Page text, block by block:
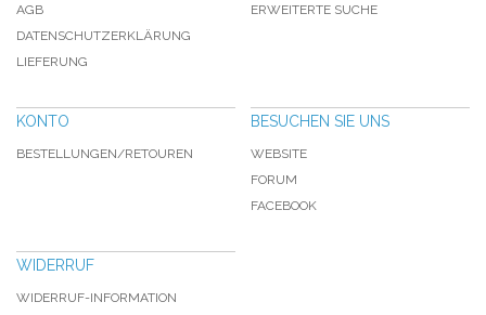
AGB
DATENSCHUTZERKLÄRUNG
LIEFERUNG
ERWEITERTE SUCHE
KONTO
BESTELLUNGEN/RETOUREN
BESUCHEN SIE UNS
WEBSITE
FORUM
FACEBOOK
WIDERRUF
WIDERRUF-INFORMATION